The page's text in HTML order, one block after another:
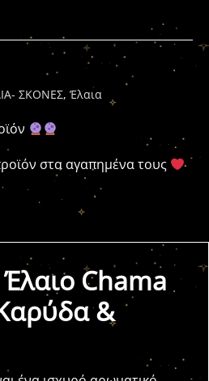
ΣΚΟΝΕΣ, Έλαια
στα αγαπημένα τους
Chama
&